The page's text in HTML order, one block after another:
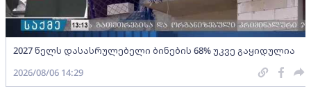
2027 წელს დასასრულებელი ბინების 68% უკვე გაყიდულია
2026/08/06 14:29